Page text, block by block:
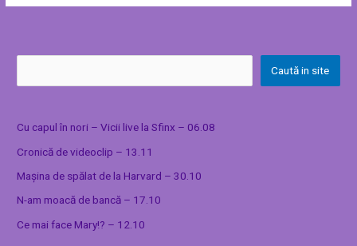
Caută in site
Cu capul în nori – Vicii live la Sfinx – 06.08
Cronică de videoclip – 13.11
Mașina de spălat de la Harvard – 30.10
N-am moacă de bancă – 17.10
Ce mai face Mary!? – 12.10